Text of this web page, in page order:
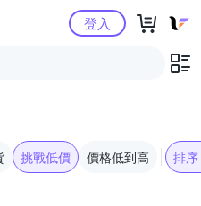
Yahoo購物中心登入
挑戰低價 價格低到高 排序